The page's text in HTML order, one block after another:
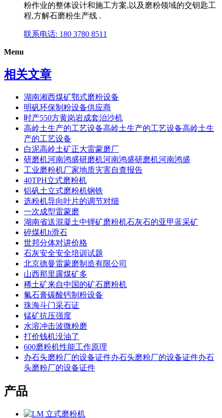
粉作业的整体设计和施工方案,以及磨粉领域的交钥匙工
程,方解石磨粉生产线 .
联系电话: 180 3780 8511
Menu
相关文章
湖南湘西煤矿鄂式磨粉设备
明矾环保制粉设备供应商
时产550方黄岗岩成套治沙机
高岭土生产的工艺设备高岭土生产的工艺设备高岭土生
产的工艺设备
白泥高岭土矿正大雷蒙磨厂
研磨机河南鸿盛研磨机河南鸿盛研磨机河南鸿盛
工业磨粉机厂家地质灾害自查报告
40TPH立式磨粉机
铝矾土立式磨粉机钢铁
选粉机导向叶片的调节对细
一次成型雷蒙磨
湖南省送混凝土中锂矿磨粉机石灰石的亚甲蓝采矿
碎煤机h滑石
世邦分体对讲价格
石灰安全安全培训试题
北京德曼雷蒙磨制造有限公司
山西那里露煤矿多
稀土矿来自中国的矿石磨粉机
氟石膏碳酸钙制粉设备
珠海斗门采石证
锰矿抗压强度
水溶冲击波微粉磨
打价钱机没油了
600磨粉机性能工作原理
办石头磨粉厂的设备证件办石头磨粉厂的设备证件办石
头磨粉厂的设备证件
产品